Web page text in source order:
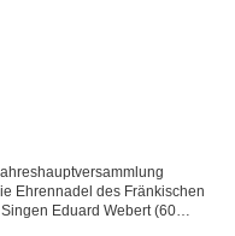
Ehrennadel des Fränkischen
Eduard Webert (60